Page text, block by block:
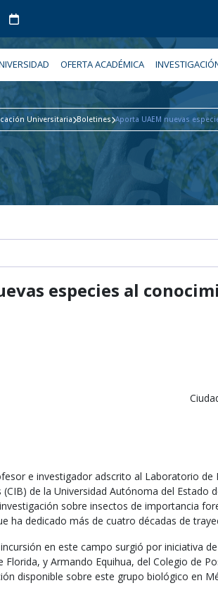
OFERTA ACADÉMICA
Universitaria Boletines Aporta UAEM nuevas
especies al
e investigador adscrito al Laboratorio de
de la Universidad Autónoma del Estado
sobre insectos de importancia
ha dedicado más de cuatro décadas de
en este campo surgió por iniciativa
Florida, y Armando Equihua, del Colegio de
disponible sobre este grupo biológico en